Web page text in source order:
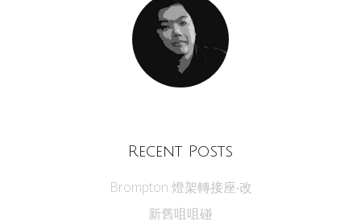
Recent Posts
Brompton 燈架轉接座‧改
新舊咀咀碰